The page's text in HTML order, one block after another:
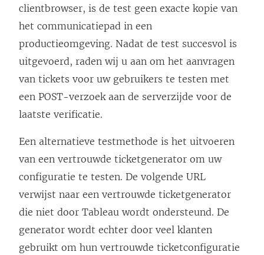
clientbrowser, is de test geen exacte kopie van
het communicatiepad in een
productieomgeving. Nadat de test succesvol is
uitgevoerd, raden wij u aan om het aanvragen
van tickets voor uw gebruikers te testen met
een POST-verzoek aan de serverzijde voor de
laatste verificatie.
Een alternatieve testmethode is het uitvoeren
van een vertrouwde ticketgenerator om uw
configuratie te testen. De volgende URL
verwijst naar een vertrouwde ticketgenerator
die niet door Tableau wordt ondersteund. De
generator wordt echter door veel klanten
gebruikt om hun vertrouwde ticketconfiguratie